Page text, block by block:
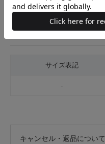
原産国 イタリア
サイズ表記
-
キャンセル・返品について